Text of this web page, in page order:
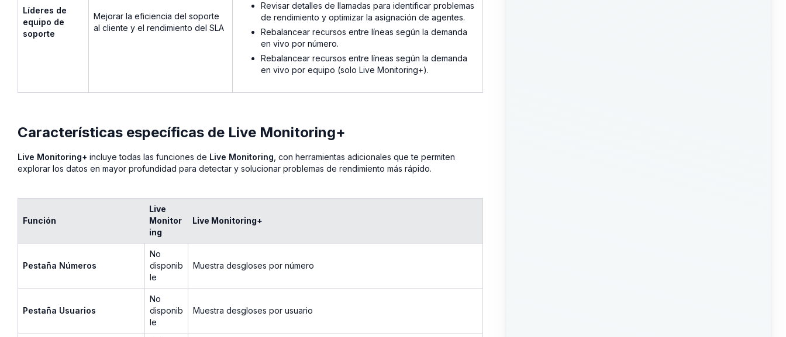
Líderes de
equipo de
soporte
Mejorar la eficiencia del soporte
al cliente y el rendimiento del SLA
Revisar detalles de llamadas para identificar problemas
de rendimiento y optimizar la asignación de agentes.
Rebalancear recursos entre líneas según la demanda
en vivo por número.
Rebalancear recursos entre líneas según la demanda
en vivo por equipo (solo Live Monitoring+).
Características específicas de Live Monitoring+
Live Monitoring+ incluye todas las funciones de Live Monitoring , con herramientas adicionales que te permiten
explorar los datos en mayor profundidad para detectar y solucionar problemas de rendimiento más rápido.
Función
Live
Monitor
ing
Live Monitoring+
Pestaña Números
No
disponib
le
Muestra desgloses por número
Pestaña Usuarios
No
disponib
le
Muestra desgloses por usuario